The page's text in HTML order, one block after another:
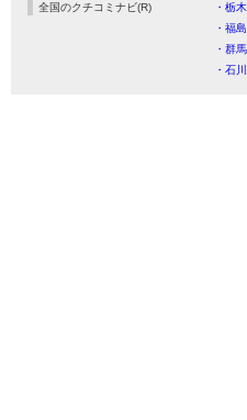
全国のクチコミナビ(R) ・栃
・福
・群
・石